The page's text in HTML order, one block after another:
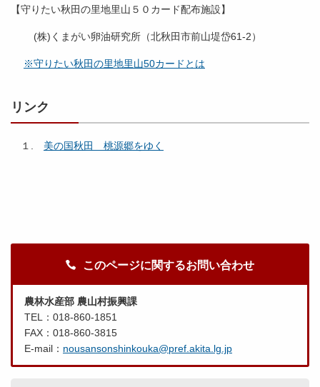
【守りたい秋田の里地里山５０カード配布施設】
(株)くまがい卵油研究所（北秋田市前山堤岱61-2）
※守りたい秋田の里地里山50カードとは
リンク
１. 美の国秋田 桃源郷をゆく
このページに関するお問い合わせ
農林水産部 農山村振興課
TEL：018-860-1851
FAX：018-860-3815
E-mail： nousansonshinkouka@pref.akita.lg.jp